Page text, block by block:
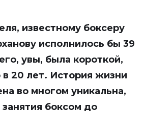
известному боксеру
исполнилось бы 39
увы, была короткой,
20 лет. История жизни
во многом уникальна,
боксом до